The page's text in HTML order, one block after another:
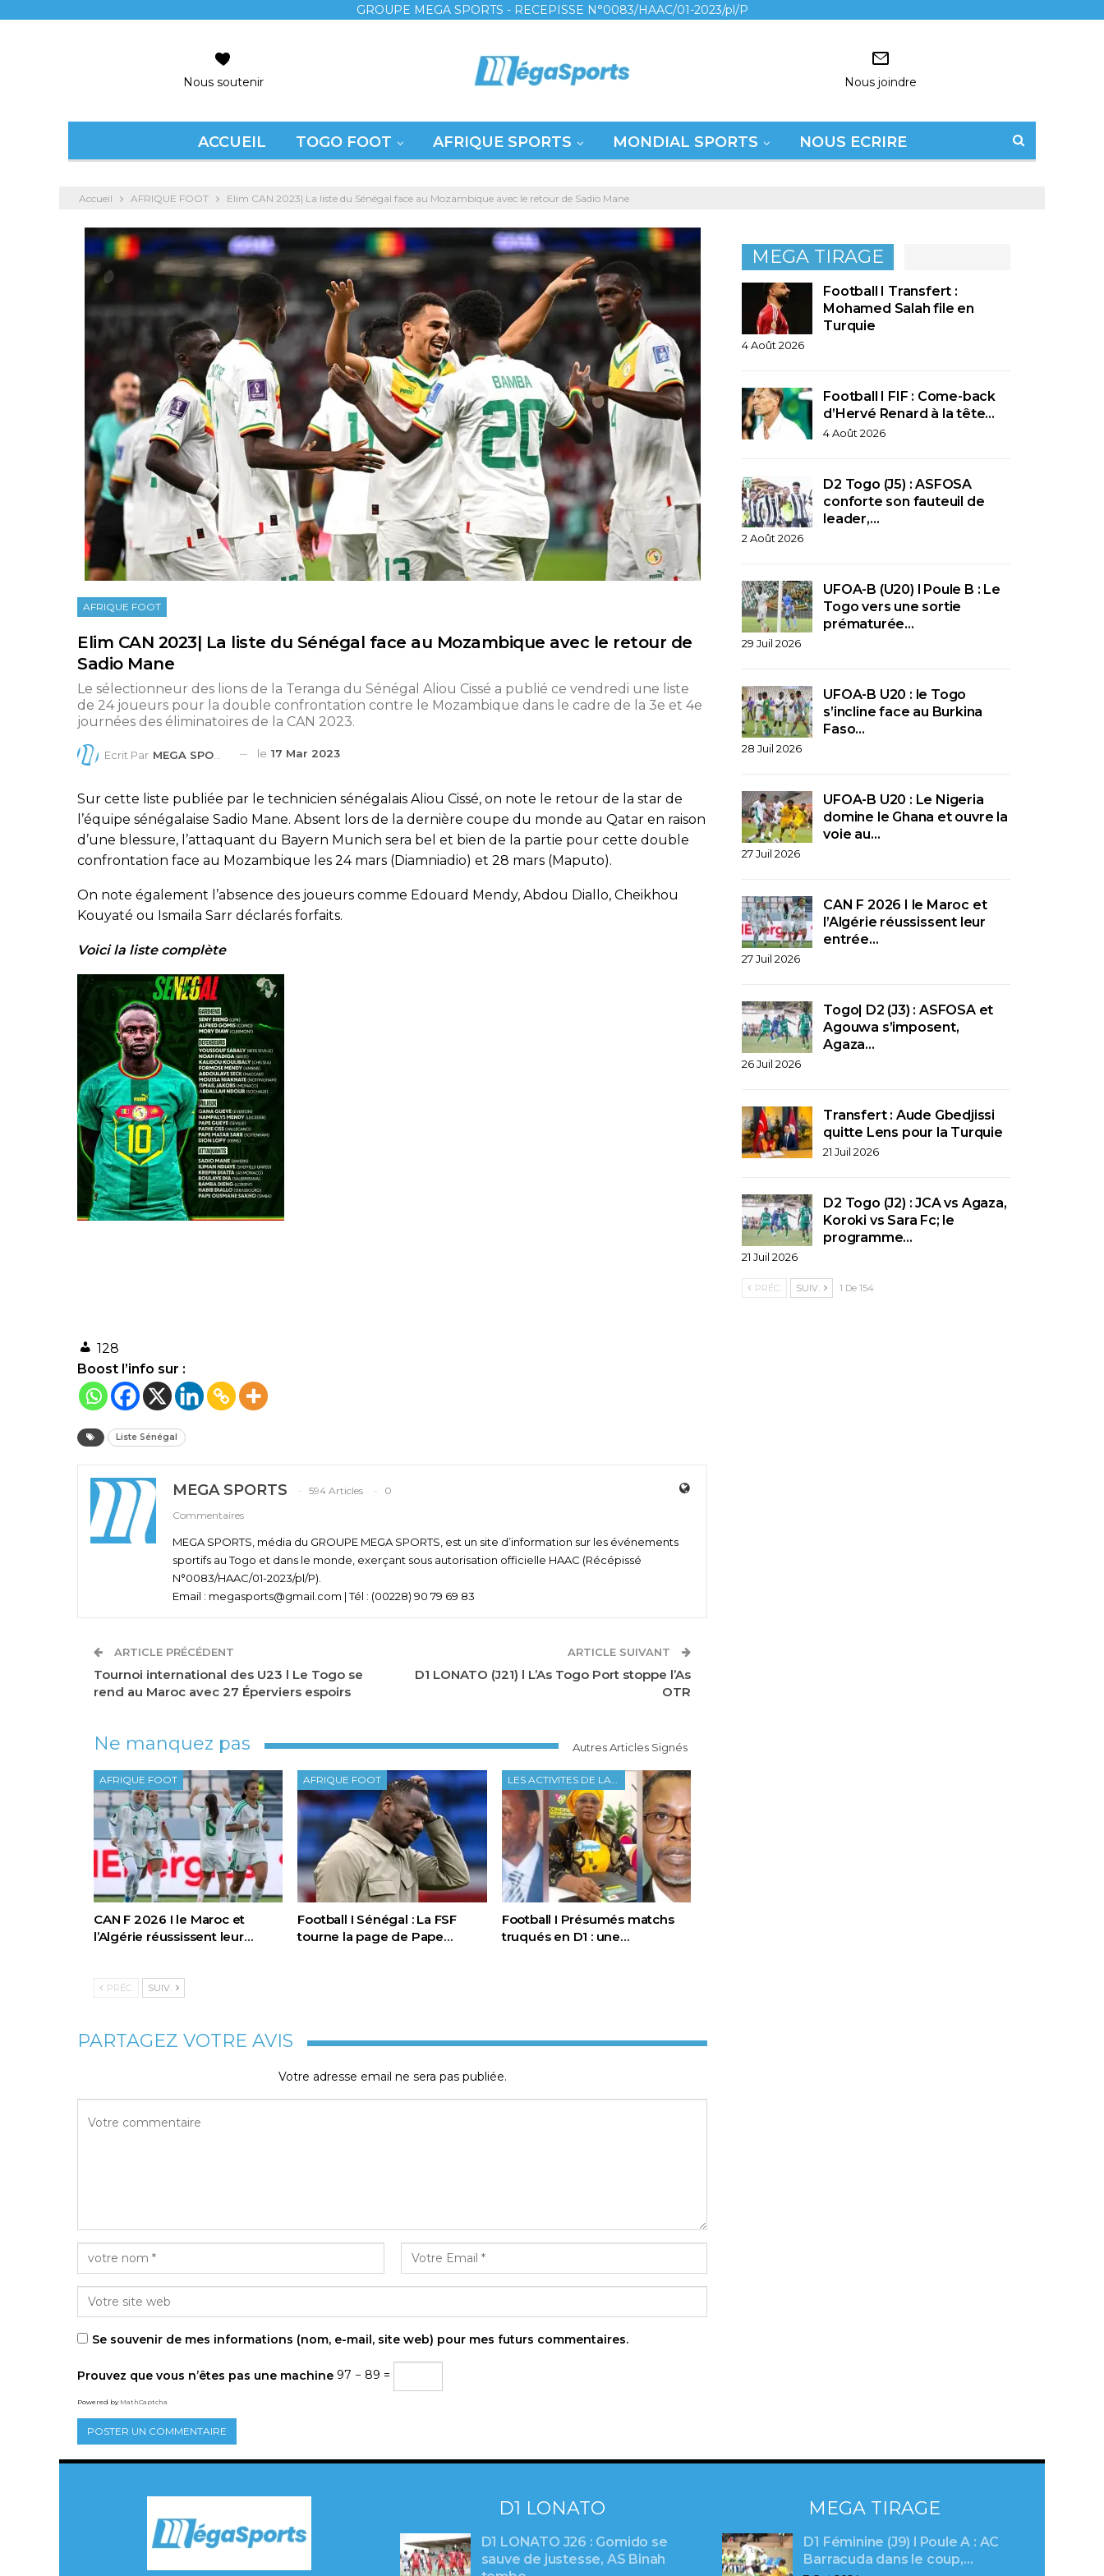
GROUPE MEGA SPORTS - RECEPISSE N°0083/HAAC/01-2023/pl/P
Nous soutenir Nous joindre
ACCUEIL TOGO FOOT AFRIQUE SPORTS MONDIAL SPORTS NOUS ECRIRE
Accueil AFRIQUE FOOT Elim CAN 2023| La liste du Sénégal face au Mozambique avec le retour de Sadio Mane
AFRIQUE FOOT
Elim CAN 2023| La liste du Sénégal face au Mozambique avec le retour de
Sadio Mane
Le sélectionneur des lions de la Teranga du Sénégal Aliou Cissé a publié ce vendredi une liste
de 24 joueurs pour la double confrontation contre le Mozambique dans le cadre de la 3e et 4e
journées des éliminatoires de la CAN 2023.
Ecrit Par MEGA SPORTS le 17 Mar 2023
Sur cette liste publiée par le technicien sénégalais Aliou Cissé, on note le retour de la star de
l’équipe sénégalaise Sadio Mane. Absent lors de la dernière coupe du monde au Qatar en raison
d’une blessure, l’attaquant du Bayern Munich sera bel et bien de la partie pour cette double
confrontation face au Mozambique les 24 mars (Diamniadio) et 28 mars (Maputo).
On note également l’absence des joueurs comme Edouard Mendy, Abdou Diallo, Cheikhou
Kouyaté ou Ismaila Sarr déclarés forfaits.
Voici la liste complète
128
Boost l’info sur :
Liste Sénégal
MEGA SPORTS 594 Articles
0
Commentaires
MEGA SPORTS, média du GROUPE MEGA SPORTS, est un site d’information sur les événements
sportifs au Togo et dans le monde, exerçant sous autorisation officielle HAAC (Récépissé
N°0083/HAAC/01-2023/pl/P).
Email : megasports@gmail.com | Tél : (00228) 90 79 69 83
ARTICLE PRÉCÉDENT
Tournoi international des U23 l Le Togo se
rend au Maroc avec 27 Éperviers espoirs
ARTICLE SUIVANT
D1 LONATO (J21) l L’As Togo Port stoppe l’As
OTR
Ne manquez pas Autres Articles Signés
AFRIQUE FOOT
CAN F 2026 I le Maroc et
l’Algérie réussissent leur…
AFRIQUE FOOT
Football I Sénégal : La FSF
tourne la page de Pape…
Football I Présumés matchs
truqués en D1 : une…
PRÉC. SUIV.
PARTAGEZ VOTRE AVIS
Votre adresse email ne sera pas publiée.
Se souvenir de mes informations (nom, e-mail, site web) pour mes futurs commentaires.
Prouvez que vous n’êtes pas une machine 97 − 89 =
Powered by MathCaptcha
MEGA TIRAGE
Football I Transfert :
Mohamed Salah file en
Turquie
4 Août 2026
Football I FIF : Come-back
d’Hervé Renard à la tête…
4 Août 2026
D2 Togo (J5) : ASFOSA
conforte son fauteuil de
leader,…
2 Août 2026
UFOA-B (U20) l Poule B : Le
Togo vers une sortie
prématurée…
29 Juil 2026
UFOA-B U20 : le Togo
s’incline face au Burkina
Faso…
28 Juil 2026
UFOA-B U20 : Le Nigeria
domine le Ghana et ouvre la
voie au…
27 Juil 2026
CAN F 2026 I le Maroc et
l’Algérie réussissent leur
entrée…
27 Juil 2026
Togo| D2 (J3) : ASFOSA et
Agouwa s’imposent,
Agaza…
26 Juil 2026
Transfert : Aude Gbedjissi
quitte Lens pour la Turquie
21 Juil 2026
D2 Togo (J2) : JCA vs Agaza,
Koroki vs Sara Fc; le
programme…
21 Juil 2026
PRÉC. SUIV. 1 De 154
D1 LONATO
D1 LONATO J26 : Gomido se
sauve de justesse, AS Binah
MEGA TIRAGE
D1 Féminine (J9) l Poule A : AC
Barracuda dans le coup,…